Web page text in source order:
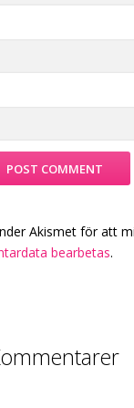
Akismet för att
bearbetas.